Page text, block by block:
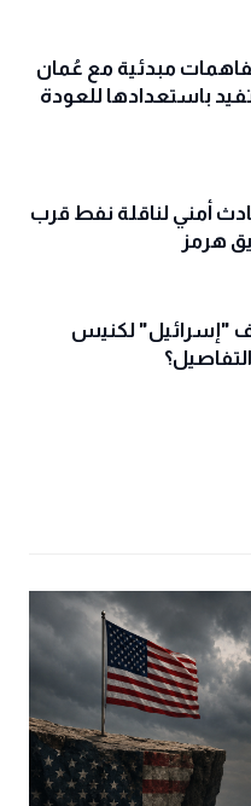
مبدئية مع عُمان
باستعدادها للعودة
أمني لناقلة نفط قرب
هرمز
"إسرائيل" لكنيس